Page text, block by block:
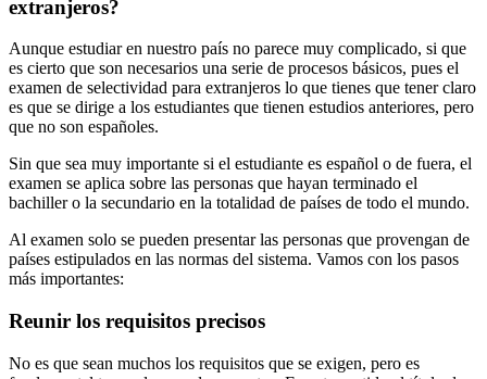
extranjeros?
Aunque estudiar en nuestro país no parece muy complicado, si que
es cierto que son necesarios una serie de procesos básicos, pues el
examen de selectividad para extranjeros lo que tienes que tener claro
es que se dirige a los estudiantes que tienen estudios anteriores, pero
que no son españoles.
Sin que sea muy importante si el estudiante es español o de fuera, el
examen se aplica sobre las personas que hayan terminado el
bachiller o la secundario en la totalidad de países de todo el mundo.
Al examen solo se pueden presentar las personas que provengan de
países estipulados en las normas del sistema. Vamos con los pasos
más importantes:
Reunir los requisitos precisos
No es que sean muchos los requisitos que se exigen, pero es